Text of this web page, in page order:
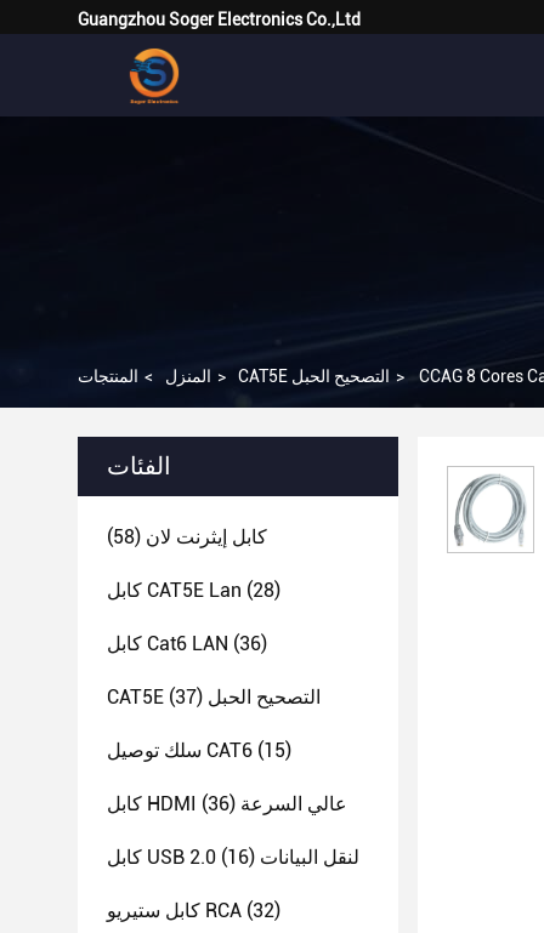
Guangzhou Soger Electronics Co.,Ltd
المنزل > المنتجات > CAT5E التصحيح الحبل > CCAG 8 Cores
الفئات
كابل إيثرنت لان (58)
كابل CAT5E Lan (28)
كابل Cat6 LAN (36)
CAT5E التصحيح الحبل (37)
سلك توصيل CAT6 (15)
كابل HDMI عالي السرعة (36)
كابل USB 2.0 لنقل البيانات (16)
كابل ستيريو RCA (32)